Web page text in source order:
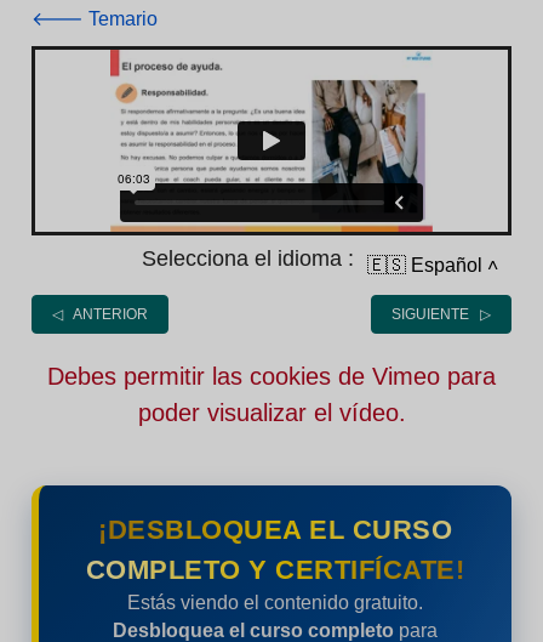
🡐 Temario
Selecciona el idioma : 🇪🇸 Español ˄
◁ ANTERIOR SIGUIENTE ▷
Debes permitir las cookies de Vimeo para
poder visualizar el vídeo.
¡DESBLOQUEA EL CURSO
COMPLETO Y CERTIFÍCATE!
Estás viendo el contenido gratuito.
Desbloquea el curso completo para